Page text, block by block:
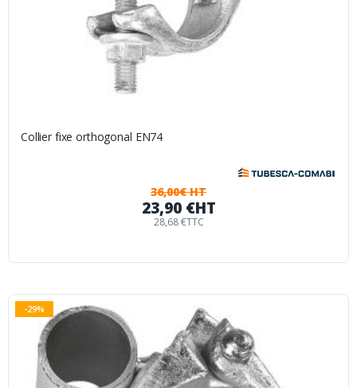
Collier fixe orthogonal EN74
36,00€ HT
23,90 €HT
28,68 €TTC
-29%